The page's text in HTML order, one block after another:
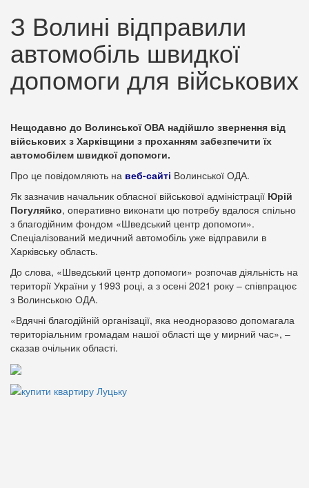
З Волині відправили
автомобіль швидкої
допомоги для військових
Нещодавно до Волинської ОВА надійшло звернення від
військових з Харківщини з проханням забезпечити їх
автомобілем швидкої допомоги.
Про це повідомляють на веб-сайті Волинської ОДА.
Як зазначив начальник обласної військової адміністрації Юрій
Погуляйко, оперативно виконати цю потребу вдалося спільно
з благодійним фондом «Шведський центр допомоги».
Спеціалізований медичний автомобіль уже відправили в
Харківську область.
До слова, «Шведський центр допомоги» розпочав діяльність на
території України у 1993 році, а з осені 2021 року – співпрацює
з Волинською ОДА.
«Вдячні благодійній організації, яка неодноразово допомагала
територіальним громадам нашої області ще у мирний час», –
сказав очільник області.